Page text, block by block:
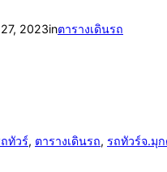
2023inตารางเดินรถ
ทัวร์, ตารางเดินรถ, รถทัวร์จ.มุ